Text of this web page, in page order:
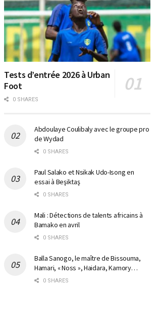
Tests d’entrée 2026 à Urban
Foot
0 SHARES
Abdoulaye Coulibaly avec le groupe pro
de Wydad
0 SHARES
Paul Salako et Nsikak Udo-Isong en
essai à Beşiktaş
0 SHARES
Mali : Détections de talents africains à
Bamako en avril
0 SHARES
Balla Sanogo, le maître de Bissouma,
Hamari, « Noss », Haidara, Kamory…
0 SHARES